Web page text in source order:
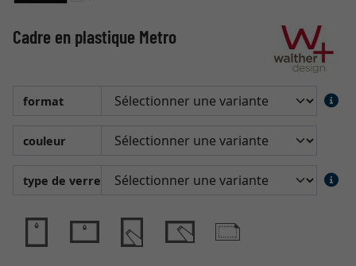
Cadre en plastique Metro
format
couleur
type de verre